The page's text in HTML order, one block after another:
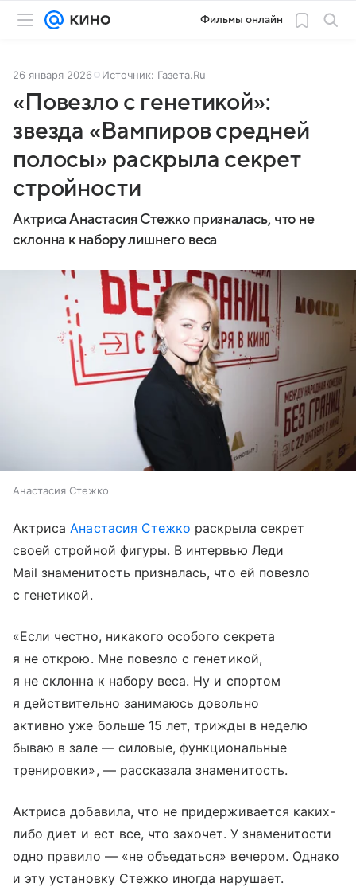
Фильмы онлайн
26 января 2026 Источник: Газета.Ru
«Повезло с генетикой»:
звезда «Вампиров средней
полосы» раскрыла секрет
стройности
Актриса Анастасия Стежко призналась, что не
склонна к набору лишнего веса
Анастасия Стежко
АктрисаАнастасия Стежко раскрыла секрет
своей стройной фигуры. В интервью Леди
Mail знаменитость призналась, что ей повезло
с генетикой.
«Если честно, никакого особого секрета
я не открою. Мне повезло с генетикой,
я не склонна к набору веса. Ну и спортом
я действительно занимаюсь довольно
активно уже больше 15 лет, трижды в неделю
бываю в зале — силовые, функциональные
тренировки», — рассказала знаменитость.
Актриса добавила, что не придерживается каких-
либо диет и ест все, что захочет. У знаменитости
одно правило — «не объедаться» вечером. Однако
и эту установку Стежко иногда нарушает.